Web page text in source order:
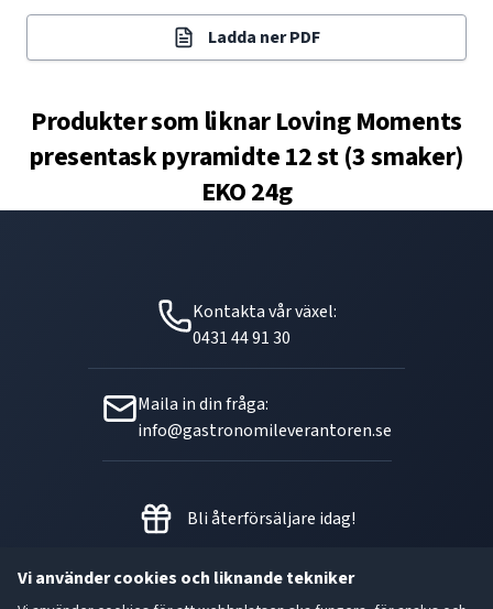
Vi använder cookies och liknande tekniker
Ladda ner PDF
Produkter som liknarLoving Moments
presentask pyramidte 12 st (3 smaker)
EKO 24g
Kontakta vår växel:
0431 44 91 30
Maila in din fråga:
info@gastronomileverantoren.se
Bli återförsäljare idag!